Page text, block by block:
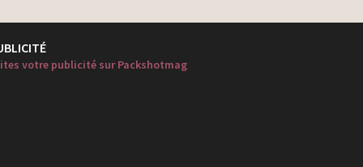
votre publicité sur Packshotmag